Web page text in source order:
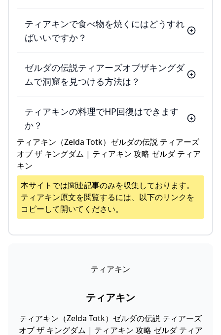
ティアキンで食べ物を焼くにはどうすれ
ばいいですか？
ゼルダの伝説ティアーズオブザキングダ
ムで洞窟を見つける方法は？
ティアキンの料理でHP回復はできます
か？
ティアキン（Zelda Totk）ゼルダの伝説 ティアーズ
オブ ザ キングダム | ティアキン 攻略 ゼルダ ティア
キン
本サイトでは関連記事のみを収集しております。
ティアキン原文を閲覧するには、以下のリンクを
コピーして開いてください。
ティアキン
ティアキン
ティアキン（Zelda Totk）ゼルダの伝説 ティアーズ
オブ ザ キングダム | ティアキン 攻略 ゼルダ ティア